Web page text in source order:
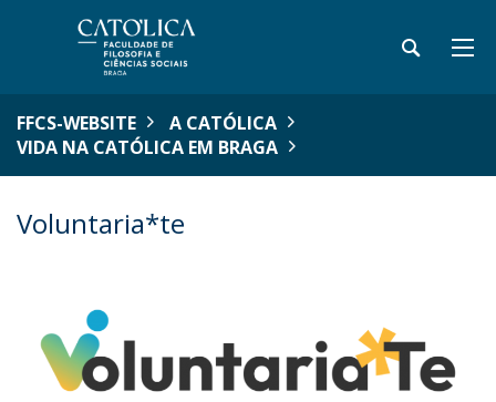
FFCS-WEBSITE
A CATÓLICA
VIDA NA CATÓLICA EM BRAGA
Voluntaria*te